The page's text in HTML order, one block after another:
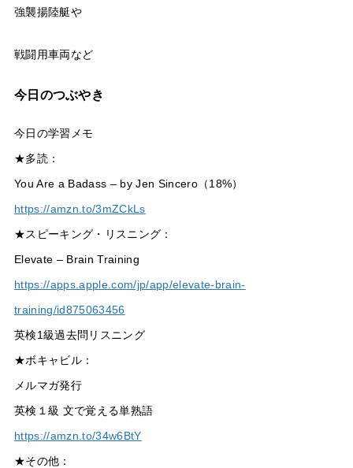
強襲揚陸艇や
戦闘用車両など
今日のつぶやき
今日の学習メモ
★多読：
You Are a Badass – by Jen Sincero（18%）
https://amzn.to/3mZCkLs
★スピーキング・リスニング：
Elevate – Brain Training
https://apps.apple.com/jp/app/elevate-brain-
training/id875063456
英検1級過去問リスニング
★ボキャビル：
メルマガ発行
英検１級 文で覚える単熟語
https://amzn.to/34w6BtY
★その他：